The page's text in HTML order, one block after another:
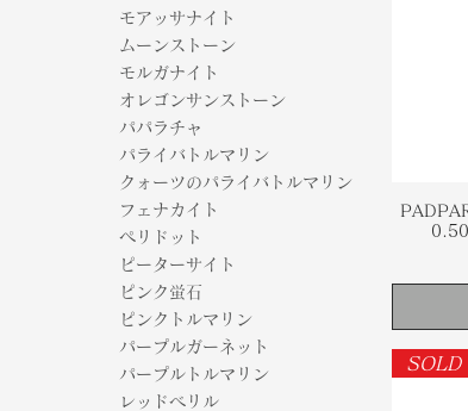
モアッサナイト
ムーンストーン
モルガナイト
オレゴンサンストーン
パパラチャ
パライバトルマリン
クォーツのパライバトルマリン
フェナカイト
ペリドット
ピーターサイト
ピンク蛍石
ピンクトルマリン
パープルガーネット
パープルトルマリン
レッドベリル
SOLD